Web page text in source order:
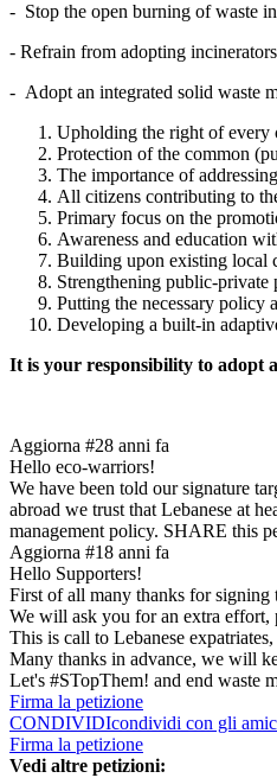
- Stop the open burning of waste
- Refrain from adopting
- Adopt an integrated solid waste
Upholding the right of every
Protection of the common
The importance of
All citizens contributing to
Primary focus on the
Awareness and education
Building upon existing local
Strengthening public-private
Putting the necessary policy
Developing a built-in
It is your responsibility to adopt
Aggiorna #28 anni fa
Hello eco-warriors!
We have been told our signature
abroad we trust that Lebanese at
management policy. SHARE this
Aggiorna #18 anni fa
Hello Supporters!
First of all many thanks for
We will ask you for an extra effort,
This is call to Lebanese
Many thanks in advance, we will
Let's #STopThem! and end waste
Firma la petizione
CONDIVIDIcondividi con gli
Firma la petizione
Vedi altre petizioni: